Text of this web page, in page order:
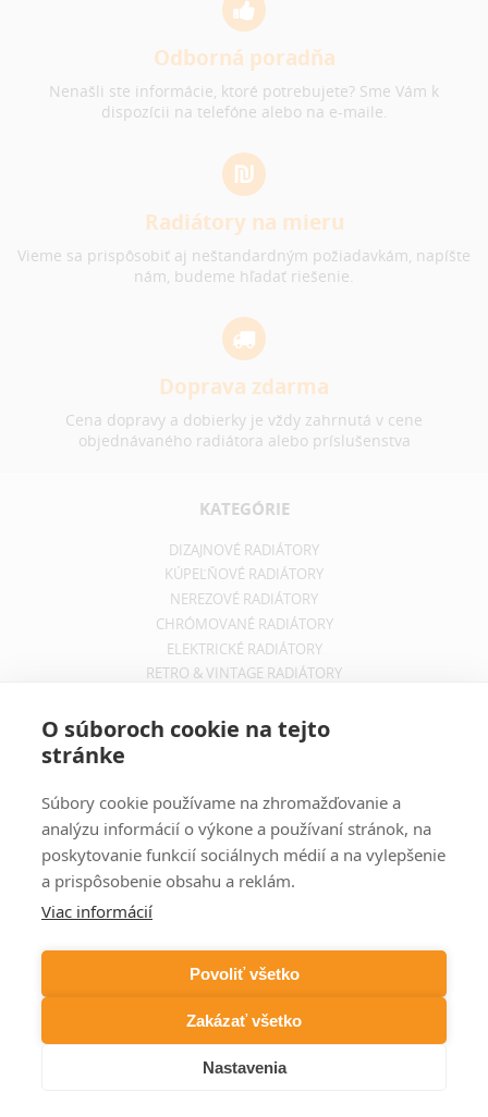
Odborná poradňa
Nenašli ste informácie, ktoré potrebujete? Sme Vám k
dispozícii na telefóne alebo na e-maile.
Radiátory na mieru
Vieme sa prispôsobiť aj neštandardným požiadavkám, napíšte
nám, budeme hľadať riešenie.
Doprava zdarma
Cena dopravy a dobierky je vždy zahrnutá v cene
objednávaného radiátora alebo príslušenstva
KATEGÓRIE
DIZAJNOVÉ RADIÁTORY
KÚPEĽŇOVÉ RADIÁTORY
NEREZOVÉ RADIÁTORY
CHRÓMOVANÉ RADIÁTORY
ELEKTRICKÉ RADIÁTORY
RETRO & VINTAGE RADIÁTORY
INFORMÁCIE O DOPRAVE
OCHRANA SÚKROMIA
aktuálnych akciách, novinkách a zľavách z našej ponuky dizajnových
radiátorov.
O súboroch cookie na tejto
stránke
Súbory cookie používame na zhromažďovanie a
analýzu informácií o výkone a používaní stránok, na
poskytovanie funkcií sociálnych médií a na vylepšenie
a prispôsobenie obsahu a reklám.
Viac informácií
Povoliť všetko
Zakázať všetko
Nastavenia